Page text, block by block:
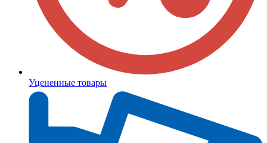
Уцененные товары